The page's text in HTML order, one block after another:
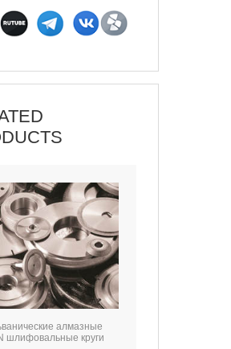
алмазные
шлифовальные круги